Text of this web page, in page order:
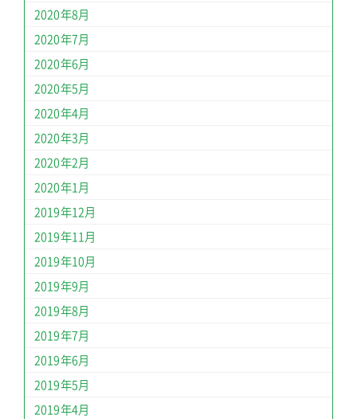
2020年8月
2020年7月
2020年6月
2020年5月
2020年4月
2020年3月
2020年2月
2020年1月
2019年12月
2019年11月
2019年10月
2019年9月
2019年8月
2019年7月
2019年6月
2019年5月
2019年4月